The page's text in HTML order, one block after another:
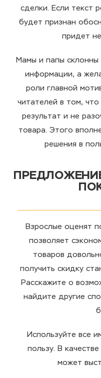
сделки. Если текст
будет признан
придет
Мамы и папы склонны
информации, а
роли главной
читателей в том,
результат и не
товара. Этого
решения в
Взрослые оценят
позволяет
товаров
получить скидку
Расскажите о
найдите другие
Используйте все
пользу. В
может